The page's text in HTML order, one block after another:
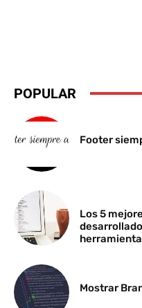
POPULAR
Footer
Los 5
Mostrar